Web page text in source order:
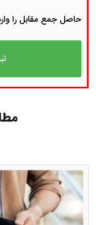
حاصل جمع مقابل را وارد